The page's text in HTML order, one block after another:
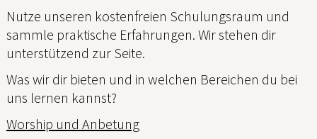
Nutze unseren kostenfreien Schulungsraum und
sammle praktische Erfahrungen. Wir stehen dir
unterstützend zur Seite.
Was wir dir bieten und in welchen Bereichen du bei
uns lernen kannst?
Worship und Anbetung